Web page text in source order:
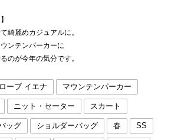
綺麗めカジュアルに。
ンテンパーカーに
のが今年の気分です。
ーブ イエナ マウンテンパーカー
ニット・セーター スカート
ッグ ショルダーバッグ 春 SS